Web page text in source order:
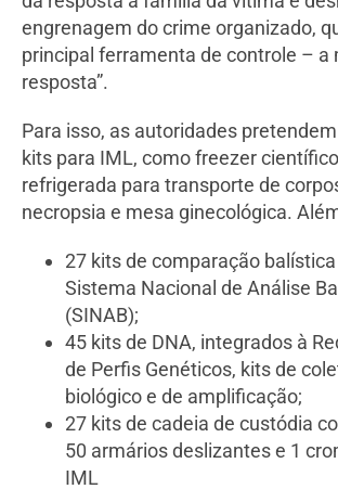
engrenagem do crime organizado,
principal ferramenta de controle – a
resposta”.
Para isso, as autoridades
kits para IML, como freezer
refrigerada para transporte de
necropsia e mesa ginecológica.
27 kits de comparação
Sistema Nacional de Análise
(SINAB);
45 kits de DNA, integrados à
de Perfis Genéticos, kits de
biológico e de amplificação;
27 kits de cadeia de custódia
50 armários deslizantes e 1
IML